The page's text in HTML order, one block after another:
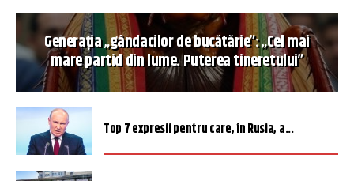
Generația „gândacilor de bucătărie”: „Cel mai
mare partid din lume. Puterea tineretului”
Top 7 expresii pentru care, în Rusia, a...